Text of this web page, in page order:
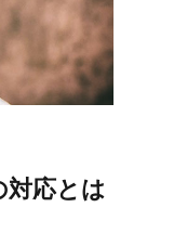
対応とは